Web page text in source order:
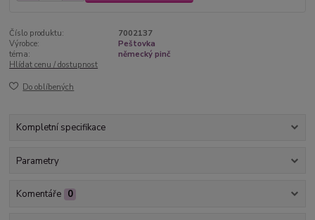
Číslo produktu:
7002137
Výrobce:
Peštovka
téma:
německý pinč
Hlídat cenu / dostupnost
Do oblíbených
Kompletní specifikace
Parametry
Komentáře 0